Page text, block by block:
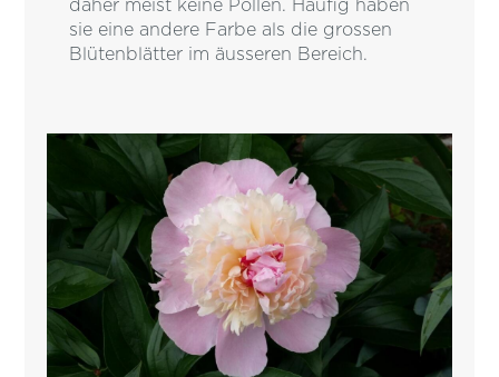
daher meist keine Pollen. Häufig haben
sie eine andere Farbe als die grossen
Blütenblätter im äusseren Bereich.